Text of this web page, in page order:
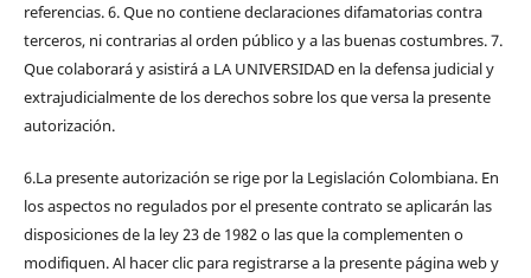
referencias. 6. Que no contiene declaraciones difamatorias contra
terceros, ni contrarias al orden público y a las buenas costumbres. 7.
Que colaborará y asistirá a LA UNIVERSIDAD en la defensa judicial y
extrajudicialmente de los derechos sobre los que versa la presente
autorización.
6.La presente autorización se rige por la Legislación Colombiana. En
los aspectos no regulados por el presente contrato se aplicarán las
disposiciones de la ley 23 de 1982 o las que la complementen o
modifiquen. Al hacer clic para registrarse a la presente página web y